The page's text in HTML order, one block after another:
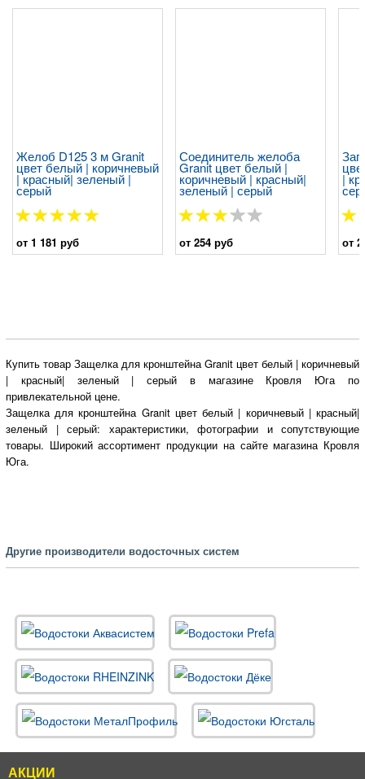
Желоб D125 3 м Granit
цвет белый | коричневый
| красный| зеленый |
серый
от 1 181 руб
Соединитель желоба
Granit цвет белый |
коричневый | красный|
зеленый | серый
от 254 руб
|
от
Купить товар Защелка для кронштейна Granit цвет белый | коричневый
| красный| зеленый | серый в магазине Кровля Юга по
привлекательной цене.
Защелка для кронштейна Granit цвет белый | коричневый | красный|
зеленый | серый: характеристики, фотографии и сопутствующие
товары. Широкий ассортимент продукции на сайте магазина Кровля
Юга.
Другие производители водосточных систем
АКЦИИ